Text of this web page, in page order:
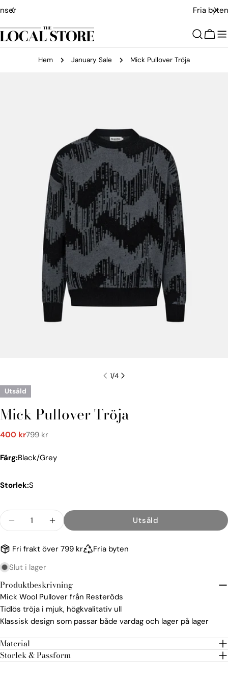
Hoppa
innehållet
Vagn
Hem January Sale Mick Pullover Tröja
media 0 i modal
1/4
Utsåld
Mick Pullover Tröja
Försäljningspris
400 kr
Vanligt799 kr
Färg:Black/Grey
Storlek:S
Kvantitet
Minska kvantiteten för Mick Pullover Tröja
Öka kvantiteten för Mick Pullover
Utsåld
Fri frakt över 799 kr
Fria byten
Slut i lager
Produktbeskrivning
Mick Wool Pullover från Resteröds
Tidlös tröja i mjuk, högkvalitativ ull
Klassisk design som passar både vardag och lager på lager
Material
Storlek & Passform